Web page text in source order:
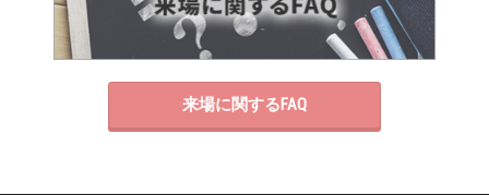
来場に関するFAQ